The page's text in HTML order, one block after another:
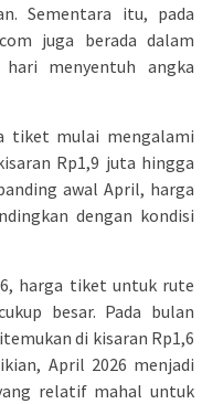
Sementara itu, pada
juga berada dalam
menyentuh angka
tiket mulai mengalami
Rp1,9 juta hingga
awal April, harga
dengan kondisi
harga tiket untuk rute
besar. Pada bulan
di kisaran Rp1,6
April 2026 menjadi
relatif mahal untuk